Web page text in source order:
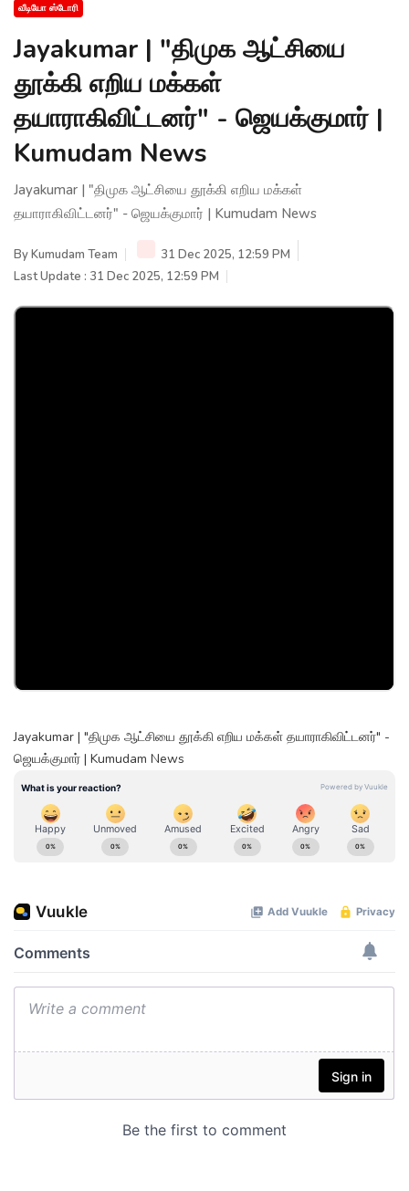
வீடியோ ஸ்டோரி
Jayakumar | "திமுக ஆட்சியை
தூக்கி எறிய மக்கள்
தயாராகிவிட்டனர்" - ஜெயக்குமார் |
Kumudam News
Jayakumar | "திமுக ஆட்சியை தூக்கி எறிய மக்கள்
தயாராகிவிட்டனர்" - ஜெயக்குமார் | Kumudam News
ByKumudam Team
31 Dec 2025, 12:59 PM
Last Update : 31 Dec 2025, 12:59 PM
Jayakumar | "திமுக ஆட்சியை தூக்கி எறிய மக்கள் தயாராகிவிட்டனர்" -
ஜெயக்குமார் | Kumudam News